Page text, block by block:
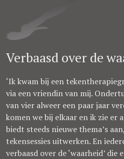
Verbaasd over de
‘Ik kwam bij een
via een vriendin van mij.
van vier alweer een paar jaar
komen we bij elkaar en ik zie
biedt steeds nieuwe thema’s
tekensessies uitwerken. En
verbaasd over de ‘waarheid’